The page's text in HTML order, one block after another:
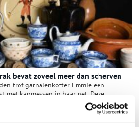
bevat zoveel meer dan scherven
trof garnalenkotter Emmie een
met kapmessen in haar net. Deze
van een lang onderzoek naar het
dat in 1822 op de Rede van Texel
gereedschap en luxegoederen op